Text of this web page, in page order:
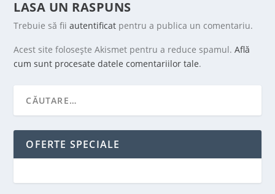
LASA UN RASPUNS
Trebuie să fiiautentificat pentru a publica un comentariu.
Acest site folosește Akismet pentru a reduce spamul.Află
cum sunt procesate datele comentariilor tale.
OFERTE SPECIALE